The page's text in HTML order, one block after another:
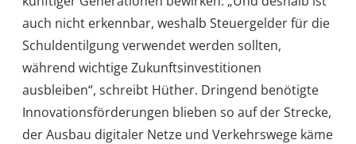
auch nicht erkennbar, weshalb Steuergelder für die
Schuldentilgung verwendet werden sollten,
während wichtige Zukunftsinvestitionen
ausbleiben“, schreibt Hüther. Dringend benötigte
Innovationsförderungen blieben so auf der Strecke,
der Ausbau digitaler Netze und Verkehrswege käme